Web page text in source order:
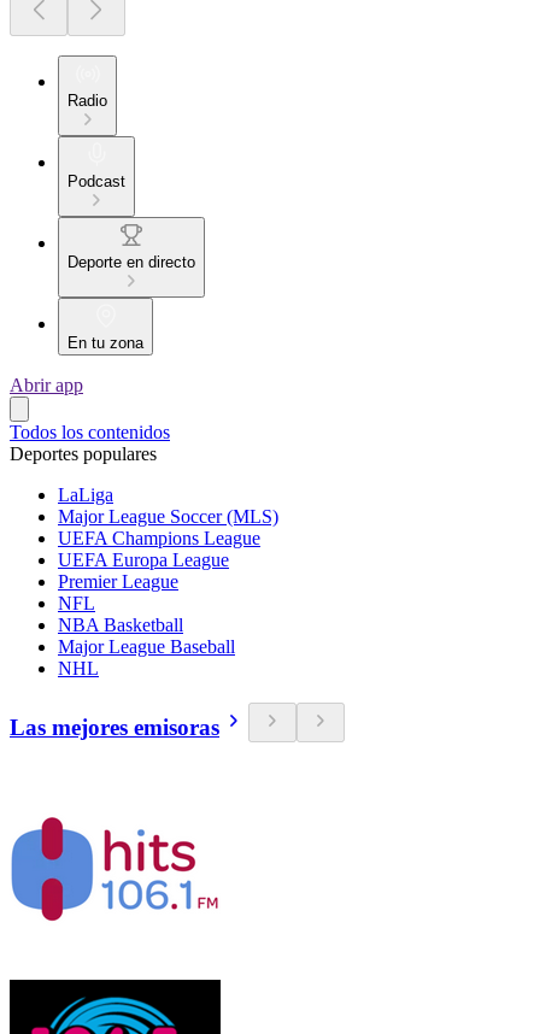
Radio
Podcast
Deporte en directo
En tu zona
Abrir app
Todos los contenidos
Deportes populares
LaLiga
Major League Soccer (MLS)
UEFA Champions League
UEFA Europa League
Premier League
NFL
NBA Basketball
Major League Baseball
NHL
Las mejores emisoras